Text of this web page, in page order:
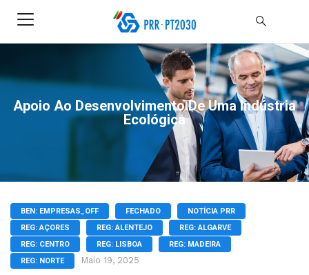
Apoio Ao Desenvolvimento De Uma Indústria
Ecológica
BEN: EMPRESAS_OFF FECHADO
NOTÍCIA PRR
REG: AÇORES
REG: ALENTEJO
REG: ALGARVE
REG: CENTRO
REG: LISBOA
REG: MADEIRA
REG: NORTE
Maio 19, 2025